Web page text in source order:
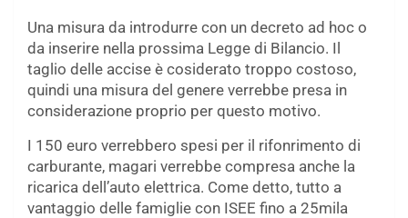
Una misura da introdurre con un decreto ad hoc o
da inserire nella prossima Legge di Bilancio. Il
taglio delle accise è cosiderato troppo costoso,
quindi una misura del genere verrebbe presa in
considerazione proprio per questo motivo.
I 150 euro verrebbero spesi per il rifonrimento di
carburante, magari verrebbe compresa anche la
ricarica dell’auto elettrica. Come detto, tutto a
vantaggio delle famiglie con ISEE fino a 25mila